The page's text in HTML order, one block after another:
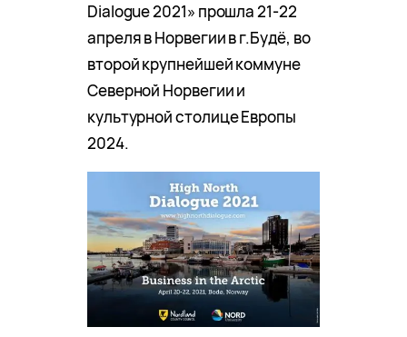
Dialogue 2021» прошла 21-22
апреля в Норвегии в г.Будё, во
второй крупнейшей коммуне
Северной Норвегии и
культурной столице Европы
2024.